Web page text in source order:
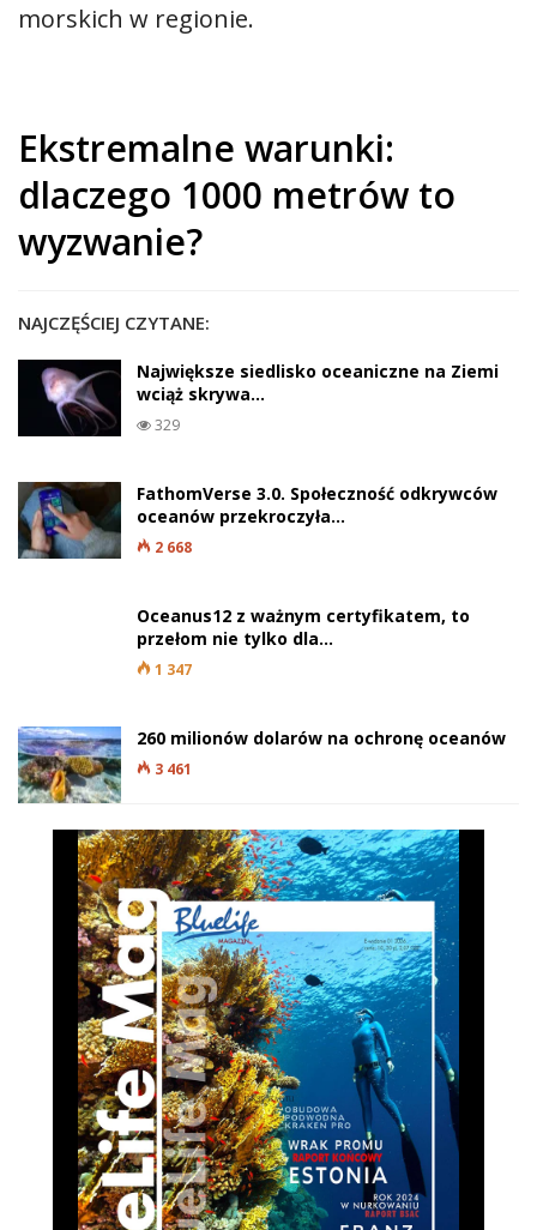
morskich w regionie.
Ekstremalne warunki:
dlaczego 1000 metrów to
wyzwanie?
NAJCZĘŚCIEJ CZYTANE:
Największe siedlisko oceaniczne na Ziemi
wciąż skrywa…
329
FathomVerse 3.0. Społeczność odkrywców
oceanów przekroczyła…
2 668
Oceanus12 z ważnym certyfikatem, to
przełom nie tylko dla…
1 347
260 milionów dolarów na ochronę oceanów
3 461